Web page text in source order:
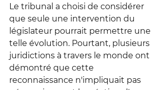
Le tribunal a choisi de considérer
que seule une intervention du
législateur pourrait permettre une
telle évolution. Pourtant, plusieurs
juridictions à travers le monde ont
démontré que cette
reconnaissance n'impliquait pas